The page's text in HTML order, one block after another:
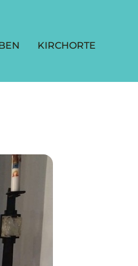
KIRCHORTE